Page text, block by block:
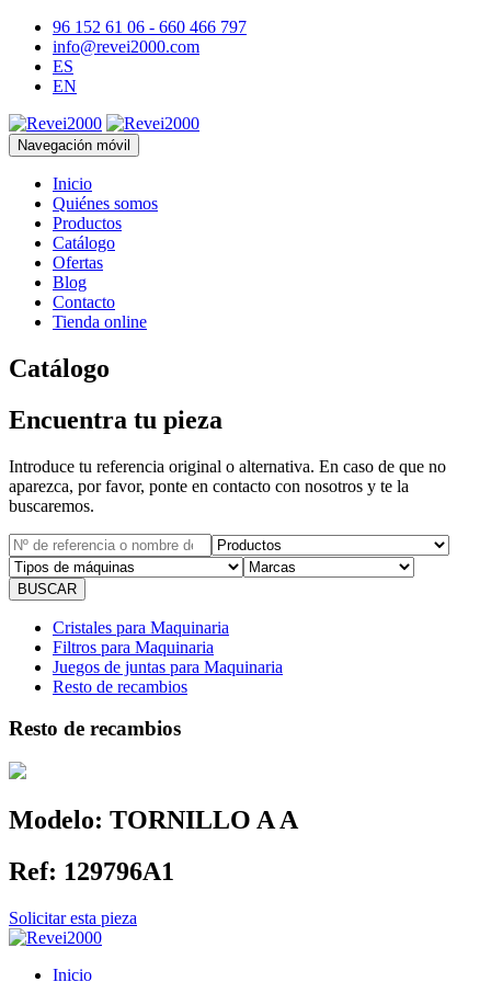
96 152 61 06 - 660 466 797
info@revei2000.com
ES
EN
Navegación móvil
Inicio
Quiénes somos
Productos
Catálogo
Ofertas
Blog
Contacto
Tienda online
Catálogo
Encuentra tu pieza
Introduce tu referencia original o alternativa. En caso de que no
aparezca, por favor, ponte en contacto con nosotros y te la
buscaremos.
Cristales para Maquinaria
Filtros para Maquinaria
Juegos de juntas para Maquinaria
Resto de recambios
Resto de recambios
Modelo: TORNILLO A A
Ref: 129796A1
Solicitar esta pieza
Inicio